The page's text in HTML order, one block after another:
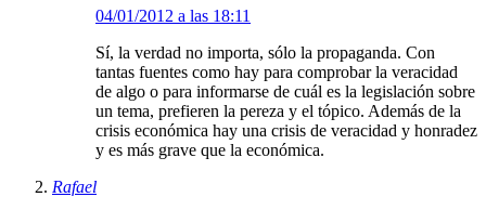
04/01/2012 a las 18:11
Sí, la verdad no importa, sólo la propaganda. Con
tantas fuentes como hay para comprobar la veracidad
de algo o para informarse de cuál es la legislación sobre
un tema, prefieren la pereza y el tópico. Además de la
crisis económica hay una crisis de veracidad y honradez
y es más grave que la económica.
Rafael